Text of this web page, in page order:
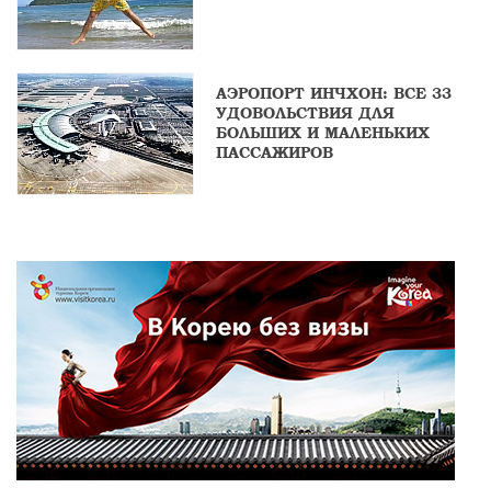
АЭРОПОРТ ИНЧХОН: ВСЕ 33
УДОВОЛЬСТВИЯ ДЛЯ
БОЛЬШИХ И МАЛЕНЬКИХ
ПАССАЖИРОВ